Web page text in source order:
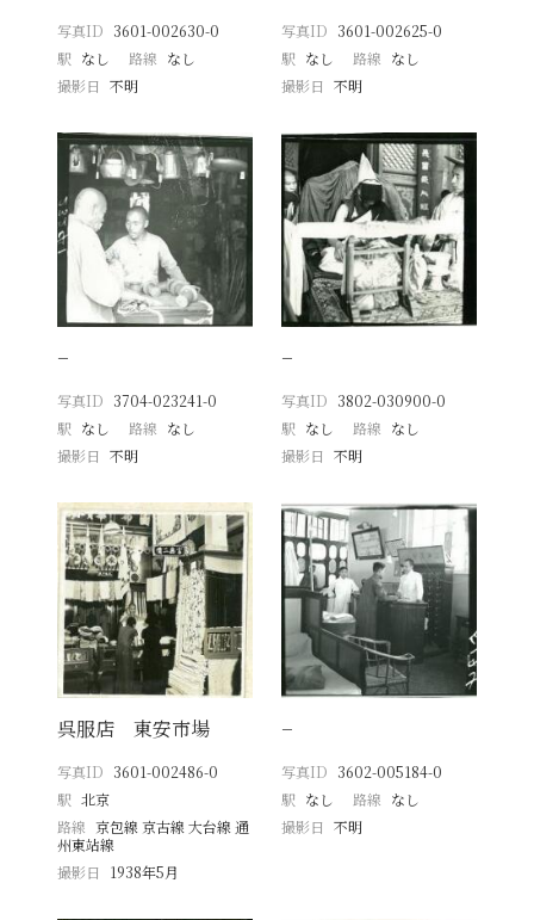
写真ID 3601-002630-0
駅 なし 路線 なし
撮影日
不明
写真ID 3601-002625-0
駅 なし 路線 なし
撮影日 不明
−
写真ID 3704-023241-0
駅 なし 路線 なし
撮影日
不明
−
写真ID 3802-030900-0
駅 なし 路線 なし
撮影日 不明
呉服店 東安市場
写真ID 3601-002486-0
駅 北京
路線 京包線 京古線 大台線 通
州東站線
撮影日
1938年5月
−
写真ID 3602-005184-0
駅 なし 路線 なし
撮影日 不明